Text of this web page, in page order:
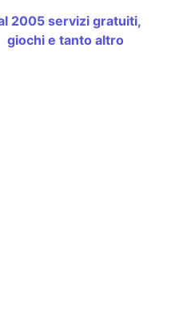
2005 servizi gratuiti,
giochi e tanto altro